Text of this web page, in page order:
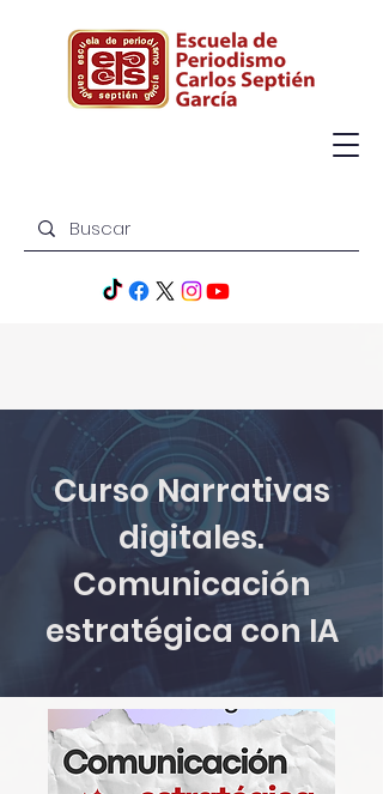
Curso Narrativas
digitales.
Comunicación
estratégica con IA